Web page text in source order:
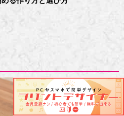
合わせ45選！クラスTの背番号